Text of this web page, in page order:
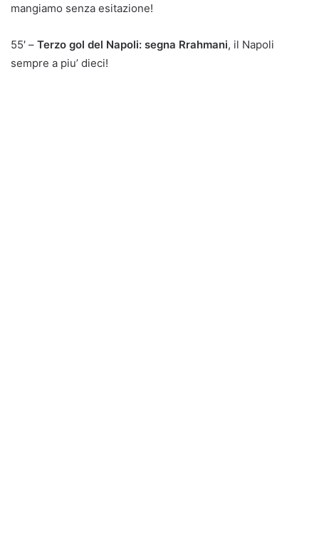
mangiamo senza esitazione!
55′ – Terzo gol del Napoli: segna Rrahmani, il Napoli
sempre a piu’ dieci!